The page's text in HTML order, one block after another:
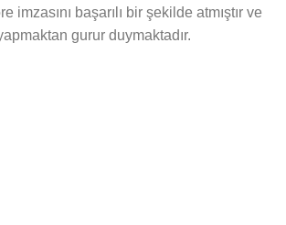
imzasını başarılı bir şekilde atmıştır ve
gurur duymaktadır.